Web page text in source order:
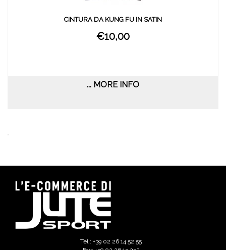
CINTURA DA KUNG FU IN SATIN
€10,00
... MORE INFO
Tel.: +39 02 26 14 52 55